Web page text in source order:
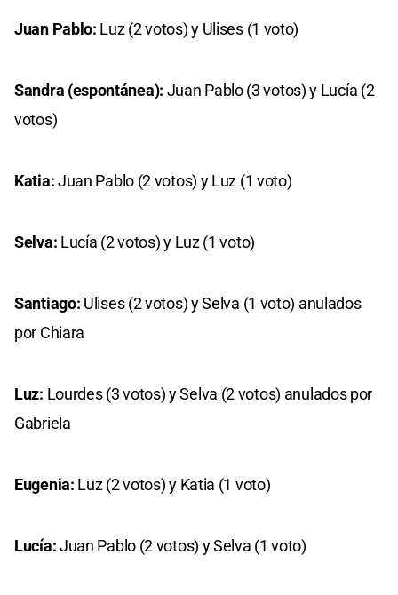
Juan Pablo: Luz (2 votos) y Ulises (1 voto)
Sandra (espontánea): Juan Pablo (3 votos) y Lucía (2
votos)
Katia:Juan Pablo (2 votos) y Luz (1 voto)
Selva: Lucía (2 votos) y Luz (1 voto)
Santiago: Ulises (2 votos) y Selva (1 voto) anulados
por Chiara
Luz: Lourdes (3 votos) y Selva (2 votos) anulados por
Gabriela
Eugenia: Luz (2 votos) y Katia (1 voto)
Lucía:Juan Pablo (2 votos) y Selva (1 voto)